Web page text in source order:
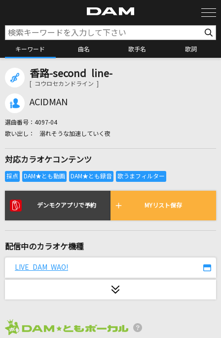
キーワード 曲名 歌手名 歌詞
カラオケ検索
全国りれき
リアルタイムで歌われている曲の一覧
踊り子
青い果実
香路-second line-
[ コウロセカンドライン ]
ACIDMAN
選曲番号： 4097-04
溺れそうな加速していく夜
対応カラオケコンテンツ
デンモクアプリで予約 MYリスト保存
配信中のカラオケ機種
LIVE DAM WAO!